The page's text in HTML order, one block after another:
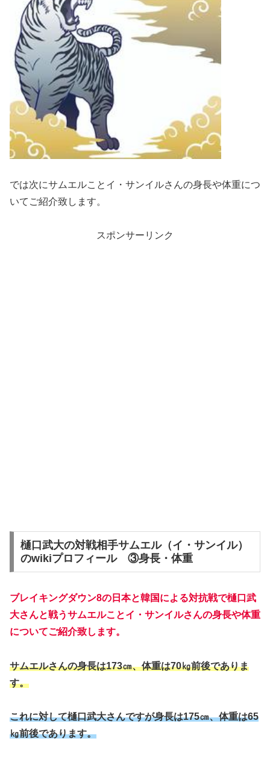
では次にサムエルことイ・サンイルさんの身長や体重につ
いてご紹介致します。
スポンサーリンク
樋口武大の対戦相手サムエル（イ・サンイル）
のwikiプロフィール ③身長・体重
ブレイキングダウン8の日本と韓国による対抗戦で樋口武
大さんと戦うサムエルことイ・サンイルさんの身長や体重
についてご紹介致します。
サムエルさんの身長は173㎝、体重は70㎏前後でありま
す。
これに対して樋口武大さんですが身長は175㎝、体重は65
㎏前後であります。